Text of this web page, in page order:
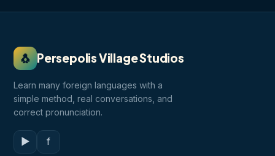
🐧 Persepolis Village Studios
Learn many foreign languages with a
simple method, real conversations, and
correct pronunciation.
▶ f